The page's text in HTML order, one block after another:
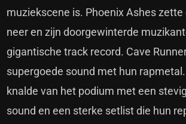
muziekscene is. Phoenix Ashes
neer en zijn doorgewinterde
gigantische track record. Cave
supergoede sound met hun
knalde van het podium met een
sound en een sterke setlist die hun